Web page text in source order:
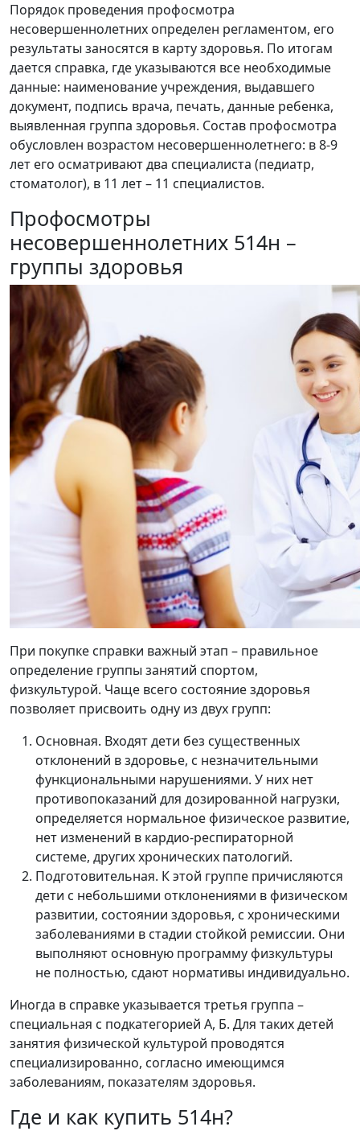
Порядок проведения профосмотра
несовершеннолетних определен регламентом, его
результаты заносятся в карту здоровья. По итогам
дается справка, где указываются все необходимые
данные: наименование учреждения, выдавшего
документ, подпись врача, печать, данные ребенка,
выявленная группа здоровья. Состав профосмотра
обусловлен возрастом несовершеннолетнего: в 8-9
лет его осматривают два специалиста (педиатр,
стоматолог), в 11 лет – 11 специалистов.
Профосмотры
несовершеннолетних 514н –
группы здоровья
При покупке справки важный этап – правильное
определение группы занятий спортом,
физкультурой. Чаще всего состояние здоровья
позволяет присвоить одну из двух групп:
Основная. Входят дети без существенных
отклонений в здоровье, с незначительными
функциональными нарушениями. У них нет
противопоказаний для дозированной нагрузки,
определяется нормальное физическое развитие,
нет изменений в кардио-респираторной
системе, других хронических патологий.
Подготовительная. К этой группе причисляются
дети с небольшими отклонениями в физическом
развитии, состоянии здоровья, с хроническими
заболеваниями в стадии стойкой ремиссии. Они
выполняют основную программу физкультуры
не полностью, сдают нормативы индивидуально.
Иногда в справке указывается третья группа –
специальная с подкатегорией А, Б. Для таких детей
занятия физической культурой проводятся
специализированно, согласно имеющимся
заболеваниям, показателям здоровья.
Где и как купить 514н?